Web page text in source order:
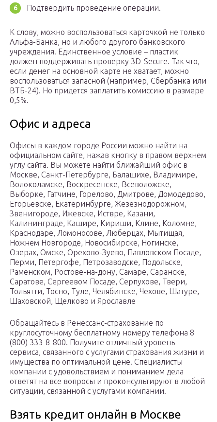
Подтвердить проведение операции.
К слову, можно воспользоваться карточкой не только
Альфа-Банка, но и любого другого банковского
учреждения. Единственное условие – пластик
должен поддерживать проверку 3D-Secure. Так что,
если денег на основной карте не хватает, можно
воспользоваться запасной (например, Сбербанка или
ВТБ-24). Но придется заплатить комиссию в размере
0,5%.
Офис и адреса
Офисы в каждом городе России можно найти на
официальном сайте, нажав кнопку в правом верхнем
углу сайта. Вы можете найти ближайший офис в
Москве, Санкт-Петербурге, Балашихе, Владимире,
Волоколамске, Воскресенске, Всеволожске,
Выборке, Гатчине, Горелово, Дмитрове, Домодедово,
Егорьевске, Екатеринбурге, Жезезнодорожном,
Звенигороде, Ижевске, Иствре, Казани,
Калининграде, Кашире, Кириши, Клине, Коломне,
Краснодаре, Ломоносове, Люберцах, Мытищая,
Ножнем Новгороде, Новосибирске, Ногинске,
Озерах, Омске, Орехово-Зуево, Павловском Посаде,
Перми, Петергофе, Петрозаводске, Подольске,
Раменском, Ростове-на-дону, Самаре, Саранске,
Саратове, Сергеевом Посаде, Серпухове, Твери,
Тольятти, Тосно, Туле, Челябинске, Чехове, Шатуре,
Шаховской, Щелково и Ярославле
Обращайтесь в Ренессанс-страхование по
круглосуточному бесплатному номеру телефона 8
(800) 333-8-800. Получите отличный уровень
сервиса, связанного с услугами страхования жизни и
имущества по оптимальной цене. Специалисты
компании с удовольствием и пониманием дела
ответят на все вопросы и проконсультируют в любой
ситуации, связанной с услугами компании.
Взять кредит онлайн в Москве